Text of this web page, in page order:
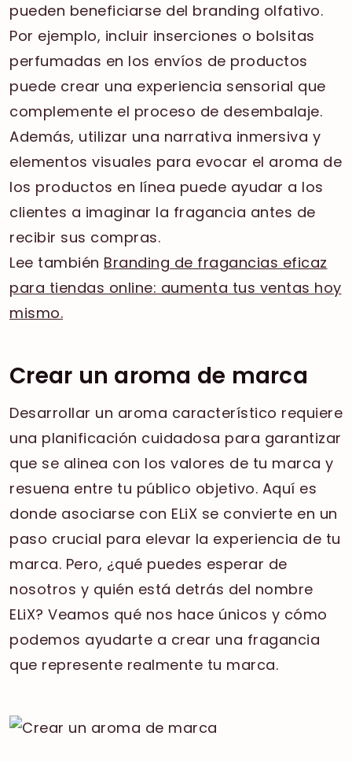
pueden beneficiarse del branding olfativo.
Por ejemplo, incluir inserciones o bolsitas
perfumadas en los envíos de productos
puede crear una experiencia sensorial que
complemente el proceso de desembalaje.
Además, utilizar una narrativa inmersiva y
elementos visuales para evocar el aroma de
los productos en línea puede ayudar a los
clientes a imaginar la fragancia antes de
recibir sus compras.
Lee también Branding de fragancias eficaz
para tiendas online: aumenta tus ventas hoy
mismo.
Crear un aroma de marca
Desarrollar un aroma característico requiere
una planificación cuidadosa para garantizar
que se alinea con los valores de tu marca y
resuena entre tu público objetivo. Aquí es
donde asociarse con ELiX se convierte en un
paso crucial para elevar la experiencia de tu
marca. Pero, ¿qué puedes esperar de
nosotros y quién está detrás del nombre
ELiX? Veamos qué nos hace únicos y cómo
podemos ayudarte a crear una fragancia
que represente realmente tu marca.